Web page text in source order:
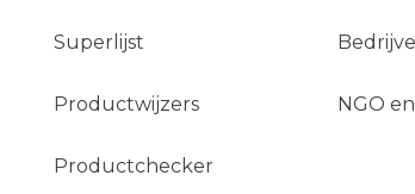
Superlijst
Productwijzers
Productchecker
NGO